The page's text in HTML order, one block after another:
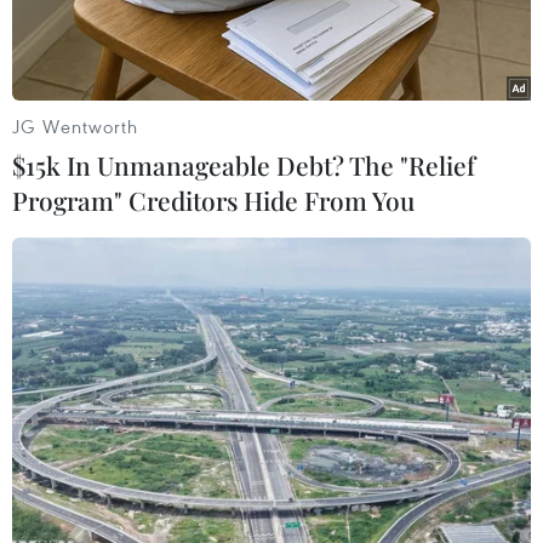
(Nguồn: DNA)
Sáng 26/11, nhiều tòa nhà ở Đài Bắc, Đài Loan
(Trung Quốc) đã bị rung lắc trong một trận động
đất có độ lớn 5,4.
Cơ quan Thời tiết Đài Loan cho biết trận động
đất có độ sâu chấn tiêu 22,4km, với tâm chấn
JG Wentworth
$15k In Unmanageable Debt? The "Relief
Program" Creditors Hide From You